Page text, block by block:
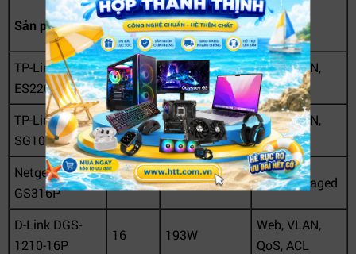
Sản phẩm
Cổng
PoE+
Tổng công
suất PoE
Quản lý
TP-Link
ES220GMP
16 240W
Web, VLAN,
QoS, ACL
TP-Link TL-
SG1016PE
16 150W
Web, VLAN,
QoS
Netgear
GS316P
16 183W Web Managed
D-Link DGS-
1210-16P
16 193W
Web, VLAN,
QoS, ACL